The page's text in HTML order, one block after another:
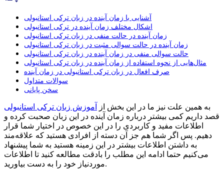
آشنایی با زمان آینده در زبان ترکی استانبولی
اشکال مختلف زمان آینده در ترکی استانبولی
زمان آینده در حالت منفی در زبان ترکی استانبولی
زمان آینده در حالت سوالی مثبت در زبان ترکی استانبولی
حالت سوالی منفی در زمان آینده در زبان ترکی استانبولی
مثال‌هایی از نحوه استفاده از زمان آینده در زبان ترکی استانبولی
صرف افعال در زبان ترکی استانبولی در زمان آینده
سوالات متداول
سخن پایانی
به همین علت نیز ما در این بخش از
آموزش زبان ترکی استانبولی
قصد داریم کمی بیشتر درباره زمان آینده در این زبان صحبت کرده و
اطلاعات مفید و کاربردی را در این خصوص در اختیار شما قرار
دهیم. پس اگر شما هم جز آن دسته از افرادی هستید که علاقه‌مند
به داشتن اطلاعات بیشتر در این زمینه هستید به شما پیشنهاد
می‌کنیم حتما ادامه این مطلب را بادقت مطالعه کنید تا اطلاعات
موردنیاز خود را به دست بیاورید.